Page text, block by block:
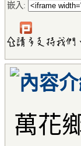
嵌入:
萬花